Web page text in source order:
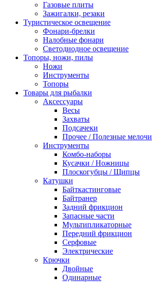
Газовые плиты
Зажигалки, резаки
Туристическое освещение
Фонари-брелки
Налобные фонари
Светодиодное освещение
Топоры, ножи, пилы
Ножи
Инструменты
Топоры
Товары для рыбалки
Аксессуары
Весы
Захваты
Подсачеки
Прочее / Полезные мелочи
Инструменты
Комбо-наборы
Кусачки / Ножницы
Плоскогубцы / Щипцы
Катушки
Байткастинговые
Байтранер
Задний фрикцион
Запасные части
Мультипликаторные
Передний фрикцион
Серфовые
Электрические
Крючки
Двойные
Одинарные